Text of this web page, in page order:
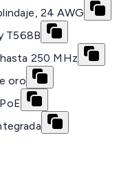
24 AWG
T568B
250 MHz
oro